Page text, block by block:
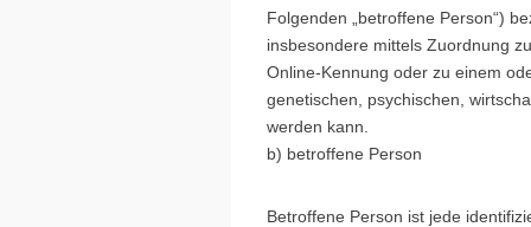
Folgenden „betroffene Person“)
insbesondere mittels Zuordnung
Online-Kennung oder zu einem
genetischen, psychischen,
werden kann.
b) betroffene Person
Betroffene Person ist jede